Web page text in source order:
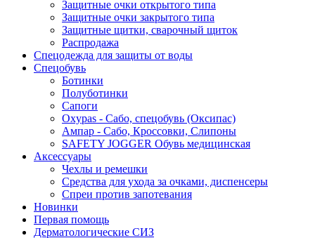
Защитные очки открытого типа
Защитные очки закрытого типа
Защитные щитки, сварочный щиток
Распродажа
Спецодежда для защиты от воды
Спецобувь
Ботинки
Полуботинки
Сапоги
Oxypas - Сабо, спецобувь (Оксипас)
Ампар - Сабо, Кроссовки, Слипоны
SAFETY JOGGER Обувь медицинская
Аксессуары
Чехлы и ремешки
Средства для ухода за очками, диспенсеры
Спреи против запотевания
Новинки
Первая помощь
Дерматологические СИЗ